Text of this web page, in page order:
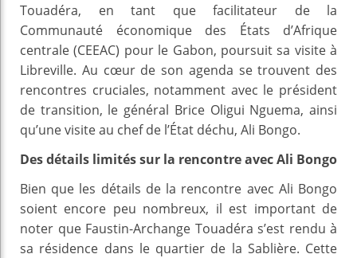
Touadéra, en tant que facilitateur de la
Communauté économique des États d’Afrique
centrale (CEEAC) pour le Gabon, poursuit sa visite à
Libreville. Au cœur de son agenda se trouvent des
rencontres cruciales, notamment avec le président
de transition, le général Brice Oligui Nguema, ainsi
qu’une visite au chef de l’État déchu, Ali Bongo.
Des détails limités sur la rencontre avec Ali Bongo
Bien que les détails de la rencontre avec Ali Bongo
soient encore peu nombreux, il est important de
noter que Faustin-Archange Touadéra s’est rendu à
sa résidence dans le quartier de la Sablière. Cette